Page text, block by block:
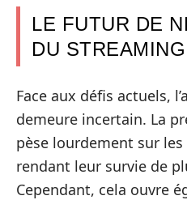
LE FUTUR DE
DU
Face aux défis actuels,
demeure incertain. La
pèse lourdement sur
rendant leur survie de
Cependant, cela ouvre